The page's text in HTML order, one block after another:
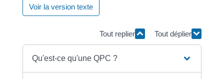
Voir la version texte
Tout replier Tout déplier
Qu'est-ce qu'une QPC ?